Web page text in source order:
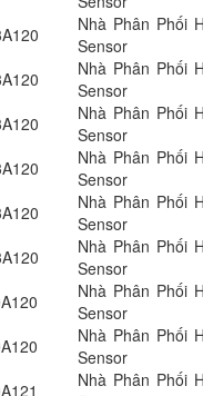
Nhà Phân Phối
Sensor
Nhà Phân Phối
Sensor
Nhà Phân Phối
Sensor
Nhà Phân Phối
Sensor
Nhà Phân Phối
Sensor
Nhà Phân Phối
Sensor
Nhà Phân Phối
Sensor
Nhà Phân Phối
Sensor
Nhà Phân Phối